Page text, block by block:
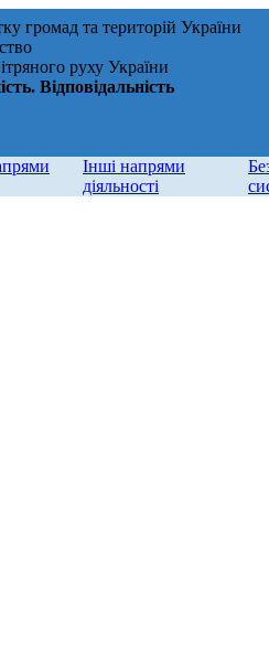
громад та територій України
руху України
Відповідальність
Інші напрями
діяльності